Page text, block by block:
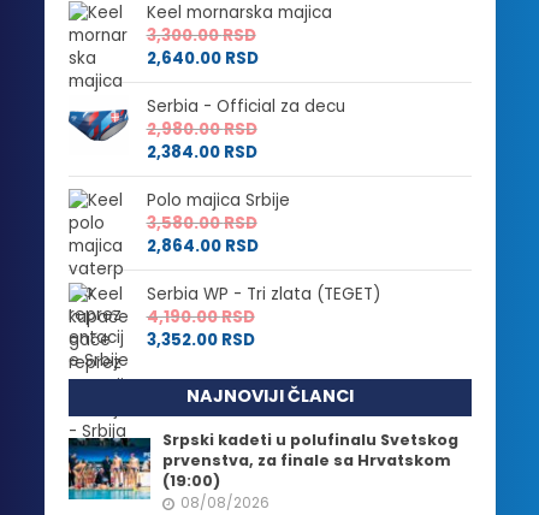
Keel mornarska majica
3,300.00RSD
2,640.00 RSD
Serbia - Official za decu
2,980.00RSD
2,384.00 RSD
Polo majica Srbije
3,580.00RSD
2,864.00 RSD
Serbia WP - Tri zlata (TEGET)
4,190.00RSD
3,352.00 RSD
NAJNOVIJI ČLANCI
Srpski kadeti u polufinalu Svetskog
prvenstva, za finale sa Hrvatskom
(19:00)
08/08/2026